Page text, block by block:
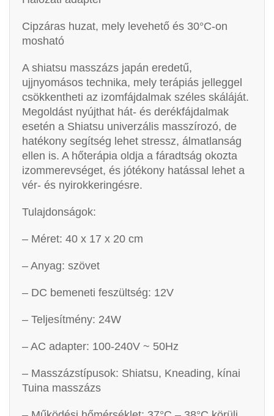
Cipzáras huzat, mely levehető és 30°C-on
mosható
A shiatsu masszázs japán eredetű,
ujjnyomásos technika, mely terápiás jelleggel
csökkentheti az izomfájdalmak széles skáláját.
Megoldást nyújthat hát- és derékfájdalmak
esetén a Shiatsu univerzális masszírozó, de
hatékony segítség lehet stressz, álmatlanság
ellen is. A hőterápia oldja a fáradtság okozta
izommerevséget, és jótékony hatással lehet a
vér- és nyirokkeringésre.
Tulajdonságok:
– Méret: 40 x 17 x 20 cm
– Anyag: szövet
– DC bemeneti feszültség: 12V
– Teljesítmény: 24W
– AC adapter: 100-240V ~ 50Hz
– Masszázstípusok: Shiatsu, Kneading, kínai
Tuina masszázs